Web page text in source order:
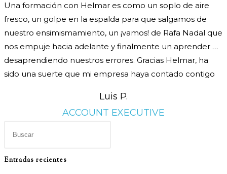
Una formación con Helmar es como un soplo de aire
fresco, un golpe en la espalda para que salgamos de
nuestro ensimismamiento, un ¡vamos! de Rafa Nadal que
nos empuje hacia adelante y finalmente un aprender …
desaprendiendo nuestros errores. Gracias Helmar, ha
sido una suerte que mi empresa haya contado contigo
Luis P.
ACCOUNT EXECUTIVE
Entradas recientes